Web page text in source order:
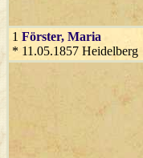
1 Förster, Maria
* 11.05.1857 Heidelberg